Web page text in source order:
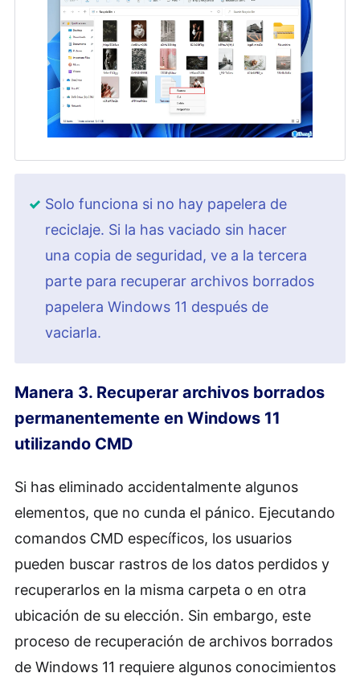
Solo funciona si no hay papelera de
reciclaje. Si la has vaciado sin hacer
una copia de seguridad, ve a la tercera
parte para recuperar archivos borrados
papelera Windows 11 después de
vaciarla.
Manera 3. Recuperar archivos borrados
permanentemente en Windows 11
utilizando CMD
Si has eliminado accidentalmente algunos
elementos, que no cunda el pánico. Ejecutando
comandos CMD específicos, los usuarios
pueden buscar rastros de los datos perdidos y
recuperarlos en la misma carpeta o en otra
ubicación de su elección. Sin embargo, este
proceso de recuperación de archivos borrados
de Windows 11 requiere algunos conocimientos